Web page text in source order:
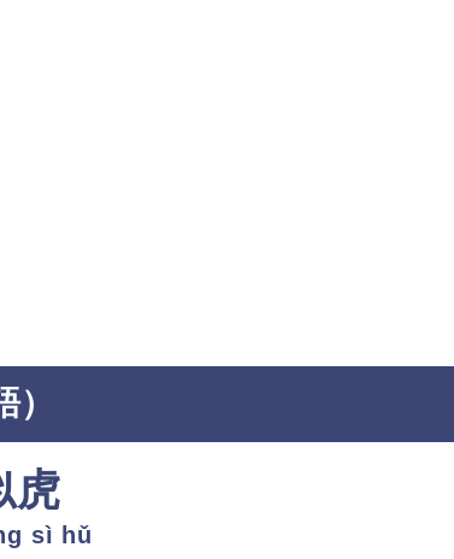
虎
sì hǔ